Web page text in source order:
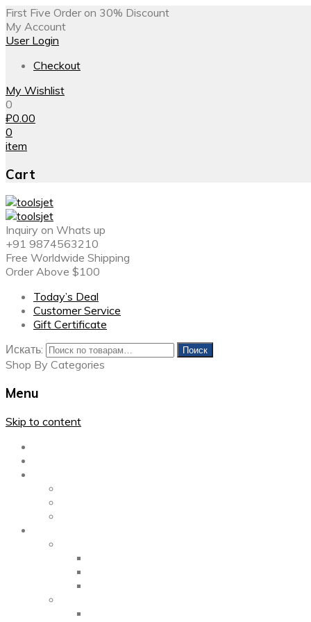
First Five Order on 30% Discount
My Account
User Login
Checkout
My Wishlist
0
₽0.00
0
item
Cart
Inquiry on Whats up
+91 9874563210
Free Worldwide Shipping
Order Above $100
Today’s Deal
Customer Service
Gift Certificate
Искать:
Поиск
Shop By Categories
Menu
Skip to content